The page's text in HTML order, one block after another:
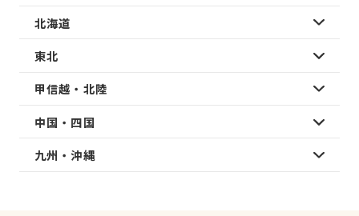
北海道
東北
甲信越・北陸
中国・四国
九州・沖縄